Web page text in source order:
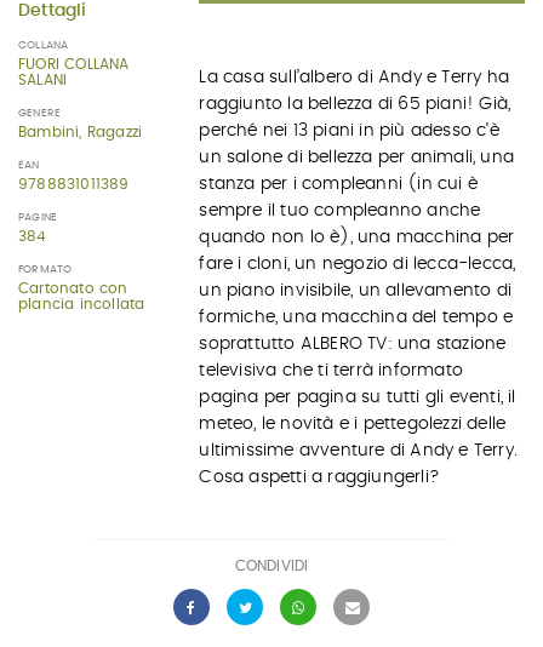
Dettagli
COLLANA
FUORI COLLANA
SALANI
GENERE
Bambini, Ragazzi
EAN
9788831011389
PAGINE
384
FORMATO
Cartonato con
plancia incollata
La casa sull’albero di Andy e Terry ha
raggiunto la bellezza di 65 piani! Già,
perché nei 13 piani in più adesso c’è
un salone di bellezza per animali, una
stanza per i compleanni (in cui è
sempre il tuo compleanno anche
quando non lo è), una macchina per
fare i cloni, un negozio di lecca-lecca,
un piano invisibile, un allevamento di
formiche, una macchina del tempo e
soprattutto ALBERO TV: una stazione
televisiva che ti terrà informato
pagina per pagina su tutti gli eventi, il
meteo, le novità e i pettegolezzi delle
ultimissime avventure di Andy e Terry.
Cosa aspetti a raggiungerli?
CONDIVIDI